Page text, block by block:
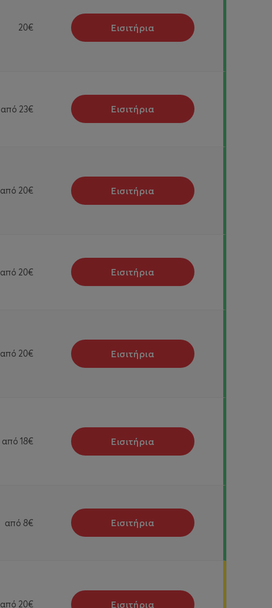
20€ Εισιτήρια
από 23€ Εισιτήρια
από 20€ Εισιτήρια
από 20€ Εισιτήρια
από 20€ Εισιτήρια
από 18€ Εισιτήρια
από 8€ Εισιτήρια
από 20€ Εισιτήρια